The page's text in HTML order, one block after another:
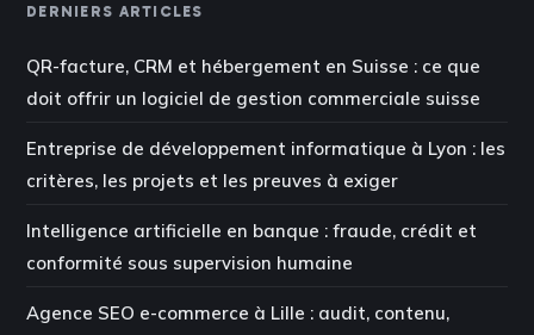
DERNIERS ARTICLES
QR-facture, CRM et hébergement en Suisse : ce que
doit offrir un logiciel de gestion commerciale suisse
Entreprise de développement informatique à Lyon : les
critères, les projets et les preuves à exiger
Intelligence artificielle en banque : fraude, crédit et
conformité sous supervision humaine
Agence SEO e-commerce à Lille : audit, contenu,